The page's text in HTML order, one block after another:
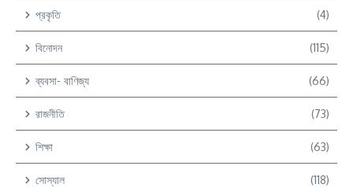
প্রকৃতি (4)
বিনোদন (115)
ব্যবসা- বাণিজ্য (66)
রাজনীতি (73)
শিক্ষা (63)
সোস্যাল (118)